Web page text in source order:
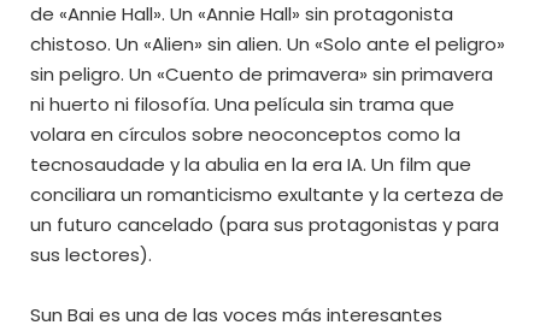
de «Annie Hall». Un «Annie Hall» sin protagonista
chistoso. Un «Alien» sin alien. Un «Solo ante el peligro»
sin peligro. Un «Cuento de primavera» sin primavera
ni huerto ni filosofía. Una película sin trama que
volara en círculos sobre neoconceptos como la
tecnosaudade y la abulia en la era IA. Un film que
conciliara un romanticismo exultante y la certeza de
un futuro cancelado (para sus protagonistas y para
sus lectores).
Sun Bai es una de las voces más interesantes